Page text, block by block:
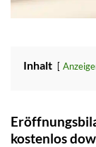
Inhalt
kostenlos